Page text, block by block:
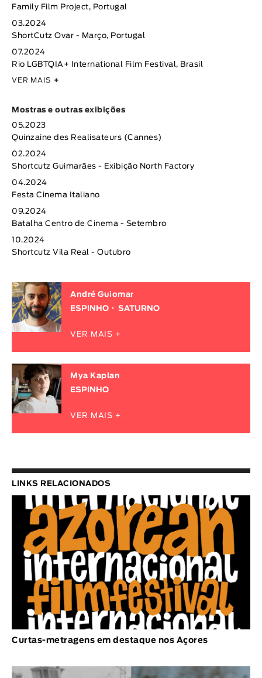
Family Film Project, Portugal
03.2024
ShortCutz Ovar - Março, Portugal
07.2024
Rio LGBTQIA+ International Film Festival, Brasil
VER MAIS +
Mostras e outras exibições
05.2023
Quinzaine des Realisateurs (Cannes)
02.2024
Shortcutz Guimarães - Exibição North Factory
04.2024
Festa Cinema Italiano
09.2024
Batalha Centro de Cinema - Setembro
10.2024
Shortcutz Vila Real - Outubro
André Guiomar
ESPINHO
SATURNO
VER MAIS +
Mya Kaplan
ESPINHO
VER MAIS +
LINKS RELACIONADOS
Curtas-metragens em destaque nos Açores